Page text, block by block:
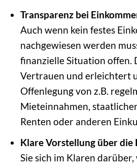
Transparenz bei
Auch wenn kein festes
nachgewiesen werden
finanzielle Situation offen.
Vertrauen und erleichtert
Offenlegung von z.B.
Mieteinnahmen,
Renten oder anderen
Klare Vorstellung über die
Sie sich im Klaren darüber,